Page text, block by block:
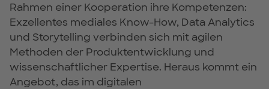
Rahmen einer Kooperation ihre Kompetenzen:
Exzellentes mediales Know-How, Data Analytics
und Storytelling verbinden sich mit agilen
Methoden der Produktentwicklung und
wissenschaftlicher Expertise. Heraus kommt ein
Angebot, das im digitalen